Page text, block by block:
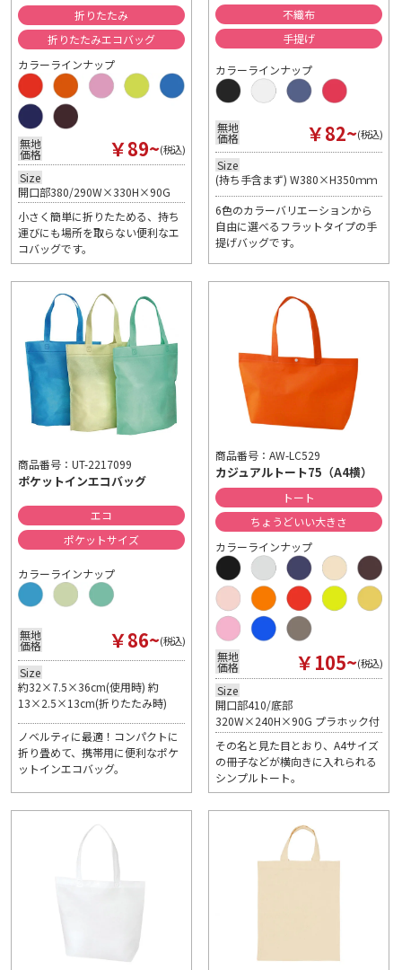
折りたたみ
折りたたみエコバッグ
カラーラインナップ
無地
価格 ￥89~(税込)
Size
開口部380/290W×330H×90G
小さく簡単に折りたためる、持ち
運びにも場所を取らない便利なエ
コバッグです。
不織布
手提げ
カラーラインナップ
無地
価格 ￥82~(税込)
Size
(持ち手含まず) W380×H350ｍｍ
6色のカラーバリエーションから
自由に選べるフラットタイプの手
提げバッグです。
商品番号：UT-2217099
ポケットインエコバッグ
エコ
ポケットサイズ
カラーラインナップ
無地
価格 ￥86~(税込)
Size
約32×7.5×36cm(使用時) 約
13×2.5×13cm(折りたたみ時)
ノベルティに最適！コンパクトに
折り畳めて、携帯用に便利なポケ
ットインエコバッグ。
商品番号：AW-LC529
カジュアルトート75（A4横）
トート
ちょうどいい大きさ
カラーラインナップ
無地
価格 ￥105~(税込)
Size
開口部410/底部
320W×240H×90G プラホック付
その名と見た目とおり、A4サイズ
の冊子などが横向きに入れられる
シンプルトート。